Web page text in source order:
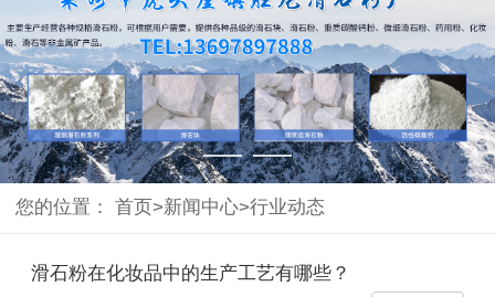
您的位置： 首页>新闻中心>行业动态
滑石粉在化妆品中的生产工艺有哪些？